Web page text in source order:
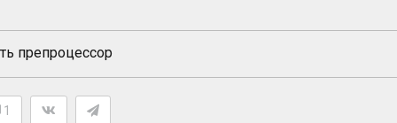
препроцессор
1